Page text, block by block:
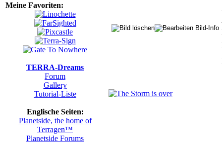
Meine Favoriten:
TERRA-Dreams
Forum
Gallery
Tutorial-Liste
Englische Seiten:
Planetside, the home of
Terragen™
Planetside Forums